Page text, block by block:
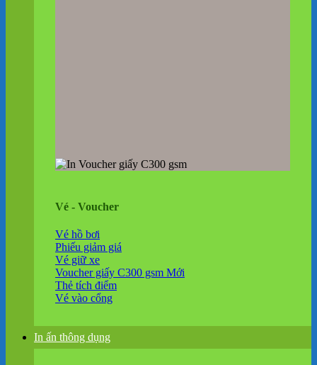
Vé - Voucher
Vé hồ bơi
Phiếu giảm giá
Vé giữ xe
Voucher giấy C300 gsm
Thẻ tích điểm
Vé vào cổng
In ấn thông dụng